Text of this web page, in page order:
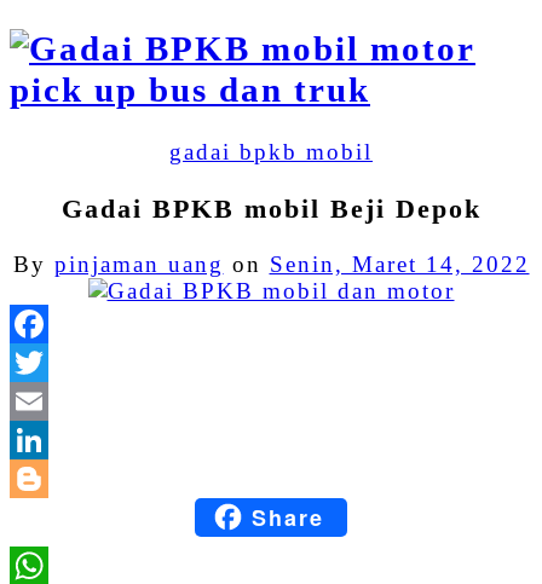
gadai bpkb mobil
Gadai BPKB mobil Beji Depok
By pinjaman uang on Senin, Maret 14, 2022
BloggerShare